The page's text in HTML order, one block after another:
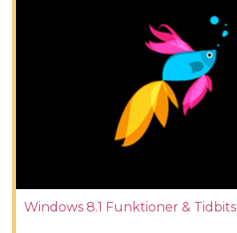
Windows 8.1 Funktioner & Tidbits